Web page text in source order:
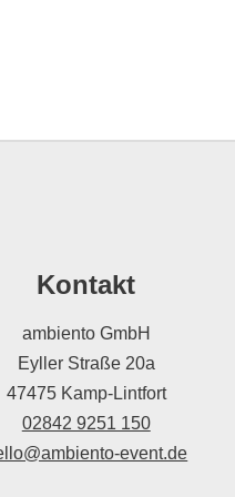
Kontakt
ambiento GmbH
Eyller Straße 20a
47475 Kamp-Lintfort
02842 9251 150
event.de